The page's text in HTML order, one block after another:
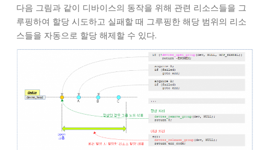
다음 그림과 같이 디바이스의 동작을 위해 관련 리소스들을 그
루핑하여 할당 시도하고 실패할 때 그루핑한 해당 범위의 리소
스들을 자동으로 할당 해제할 수 있다.